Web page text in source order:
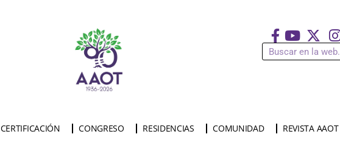
CERTIFICACIÓN CONGRESO RESIDENCIAS COMUNIDAD REVISTA AAOT